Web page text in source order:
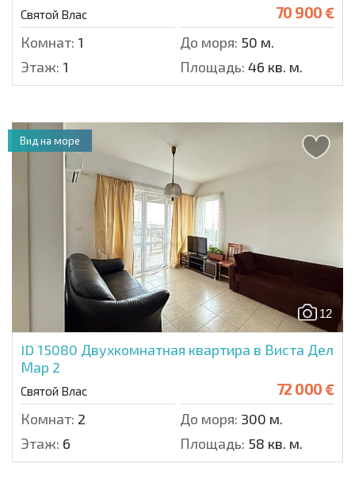
Святой Влас 70 900 €
Комнат: 1 До моря: 50 м.
Этаж: 1 Площадь: 46 кв. м.
12
ID 15080 Двухкомнатная квартира в Виста Дел
Мар 2
Святой Влас 72 000 €
Комнат: 2 До моря: 300 м.
Этаж: 6 Площадь: 58 кв. м.
Вид на море